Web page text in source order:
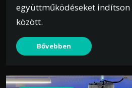
együttműködéseket indítson
között.
Bővebben